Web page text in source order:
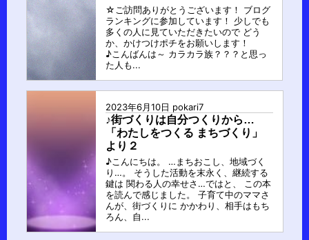
☆ご訪問ありがとうございます！ ブログ
ランキングに参加しています！ 少しでも
多くの人に見ていただきたいので どう
か、かけつけポチをお願いします！
♪こんばんは～ カラカラ族？？？と思っ
た人も...
2023年6月10日 pokari7
♪街づくりは自分つくりから…
「わたしをつくる まちづくり」
より２
♪こんにちは。 …まちおこし、地域づく
り…。 そうした活動を末永く、継続する
鍵は 関わる人の幸せさ…ではと、 この本
を読んで感じました。 子育て中のママさ
んが、街づくりに かかわり、相手はもち
ろん、自...